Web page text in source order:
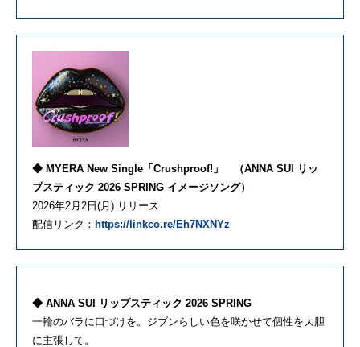
◆ MYERA New Single「Crushproof!」
（ANNA SUI リッ
プスティック 2026 SPRING イメージソング）
2026年2月2日(月) リリース
配信リンク： https://linkco.re/Eh7NXNYz
◆ ANNA SUI リップスティック 2026 SPRING
一輪のバラに口づけを。ジブンらしい色を咲かせて個性を大胆
に主張して。